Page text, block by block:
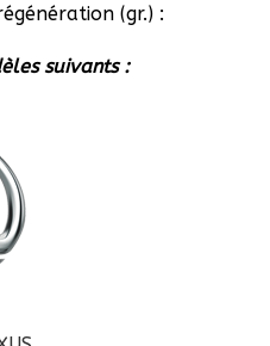
(gr.) :
suivants :